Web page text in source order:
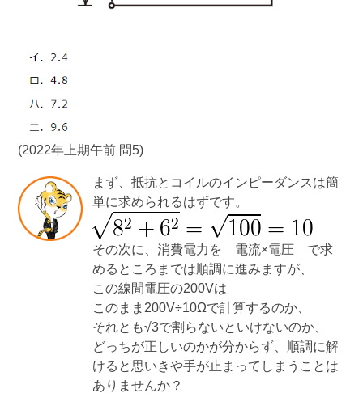
(2022年上期午前 問5)
まず、抵抗とコイルのインピーダンスは簡
単に求められるはずです。
その次に、消費電力を 電流×電圧 で求
めるところまでは順調に進みますが、
この線間電圧の200Vは
このまま200V÷10Ωで計算するのか、
それとも√3で割らないといけないのか、
どっちが正しいのかが分からず、順調に解
けると思いきや手が止まってしまうことは
ありませんか？